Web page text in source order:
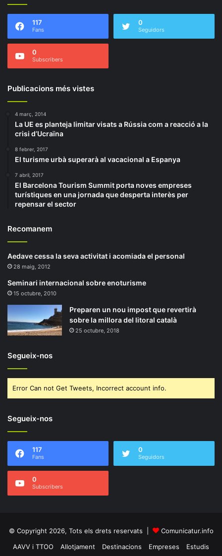
117
Fans
0
Seguidors
0
Subscribers
Publicacions més vistes
4 març, 2014
La UE es planteja limitar visats a Rússia com a reacció a la
crisi d’Ucraïna
8 febrer, 2017
El turisme urbà superarà al vacacional a Espanya
7 abril, 2017
El Barcelona Tourism Summit porta noves empreses
turístiques en una jornada que desperta interès per
repensar el sector
Recomanem
Aedave cessa la seva activitat i acomiada el personal
28 maig, 2012
Seminari internacional sobre enoturisme
15 octubre, 2010
Preparen un nou impost que revertirà
sobre la millora del litoral català
25 octubre, 2018
Segueix-nos
Error Can not Get Tweets, Incorrect account info.
Segueix-nos
117
Fans
0
Seguidors
0
Subscribers
© Copyright 2026, Tots els drets reservats |
Comunicatur.info
AAVV i TTOO
Allotjament Destinacions Empreses Estudis